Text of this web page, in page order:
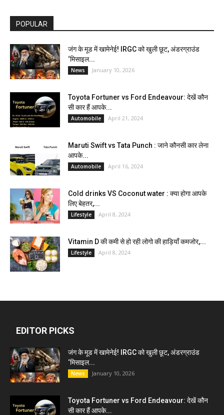
POPULAR
जंग के मूड में खामेनेई! IRGC को खुली छूट, अंडरग्राउंड
‘मिसाइल...
News January 10, 2026
Toyota Fortuner vs Ford Endeavour: देखें कौन
सी कार हैं आपके...
Automobile April 21, 2024
Maruti Swift vs Tata Punch : जाने कौनसी कार लेना
आपके...
Automobile April 16, 2024
Cold drinks VS Coconut water : क्या होगा आपके
लिए बेहतर,...
Lifestyle April 8, 2024
Vitamin D की कमी से हो रही लोगो की हाड़ियाँ कमजोर,...
Lifestyle April 8, 2024
EDITOR PICKS
जंग के मूड में खामेनेई! IRGC को खुली छूट, अंडरग्राउंड
‘मिसाइल...
News January 10, 2026
Toyota Fortuner vs Ford Endeavour: देखें कौन
सी कार हैं आपके...